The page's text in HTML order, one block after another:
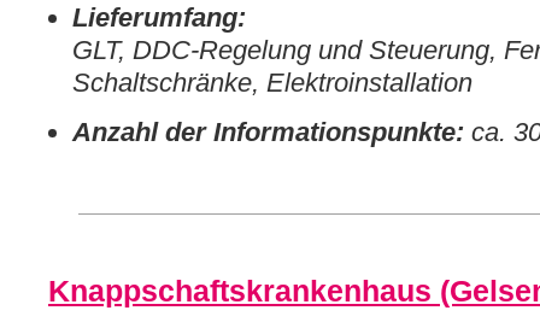
Lieferumfang:
GLT, DDC-Regelung und Steuerung,
Schaltschränke, Elektroinstallation
Anzahl der Informationspunkte: ca.
Knappschaftskrankenhaus